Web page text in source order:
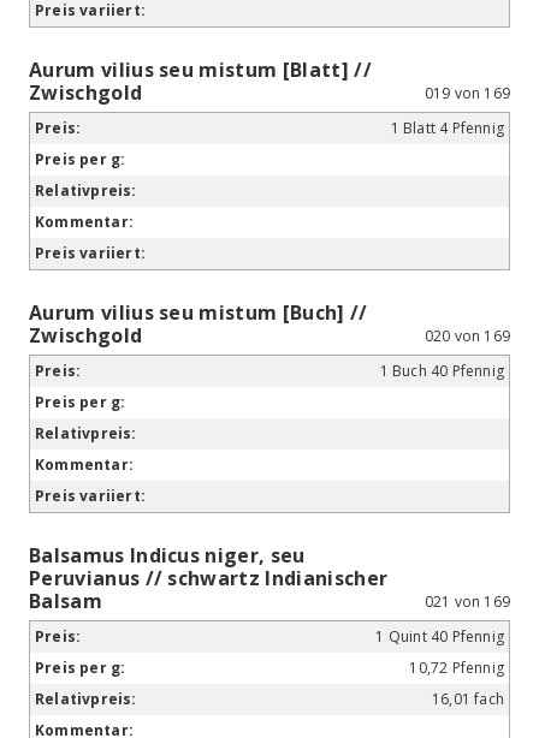
Aurum vilius seu mistum [Blatt] //
Zwischgold
019 von 169
1 Blatt 4 Pfennig
Aurum vilius seu mistum [Buch] //
Zwischgold
020 von 169
1 Buch 40 Pfennig
Balsamus Indicus niger, seu
Peruvianus // schwartz Indianischer
Balsam
021 von 169
1 Quint 40 Pfennig
10,72 Pfennig
16,01 fach